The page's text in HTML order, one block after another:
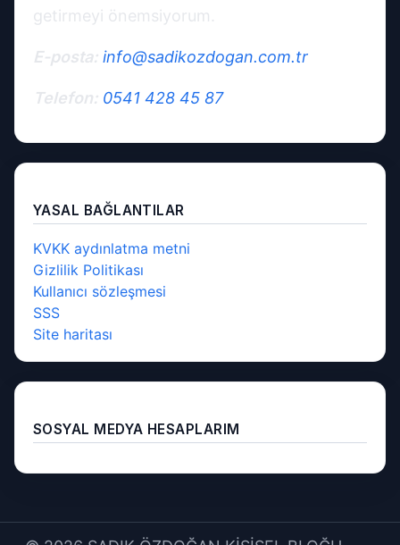
getirmeyi önemsiyorum.
E-posta: info@sadikozdogan.com.tr
Telefon: 0541 428 45 87
YASAL BAĞLANTILAR
KVKK aydınlatma metni
Gizlilik Politikası
Kullanıcı sözleşmesi
SSS
Site haritası
SOSYAL MEDYA HESAPLARIM